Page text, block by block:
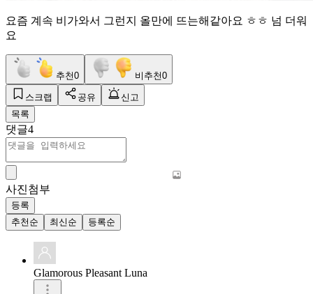
요즘 계속 비가와서 그런지 올만에 뜨는해같아요 ㅎㅎ 넘 더워
요
추천0 비추천0
스크랩 공유
신고
목록
댓글4
사진첨부
등록
추천순
최신순 등록순
Glamorous Pleasant Luna